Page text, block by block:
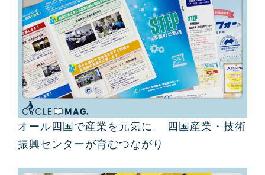
オール四国で産業を元気に。 四国産業・技術
振興センターが育むつながり